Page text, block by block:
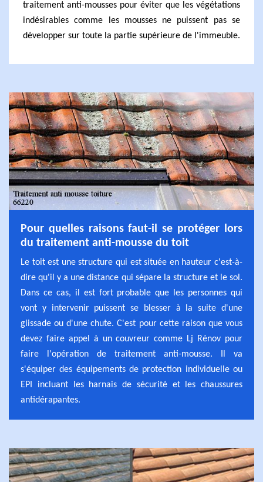
traitement anti-mousses pour éviter que les végétations
indésirables comme les mousses ne puissent pas se
développer sur toute la partie supérieure de l'immeuble.
Pour quelles raisons faut-il se protéger lors
du traitement anti-mousse du toit
Le toit est une structure qui est située en hauteur c'est-à-
dire qu'il y a une distance qui sépare la structure et le sol.
Dans ce cas, il est fort probable que les personnes qui
vont y intervenir puissent se blesser à la suite d'une
glissade ou d'une chute. C'est pour cette raison que vous
devez faire appel à un couvreur comme Lj Rénov pour
faire l'opération de traitement anti-mousse. Il va
s'équiper des équipements de protection individuelle ou
EPI incluant les harnais de sécurité et les chaussures
antidérapantes.